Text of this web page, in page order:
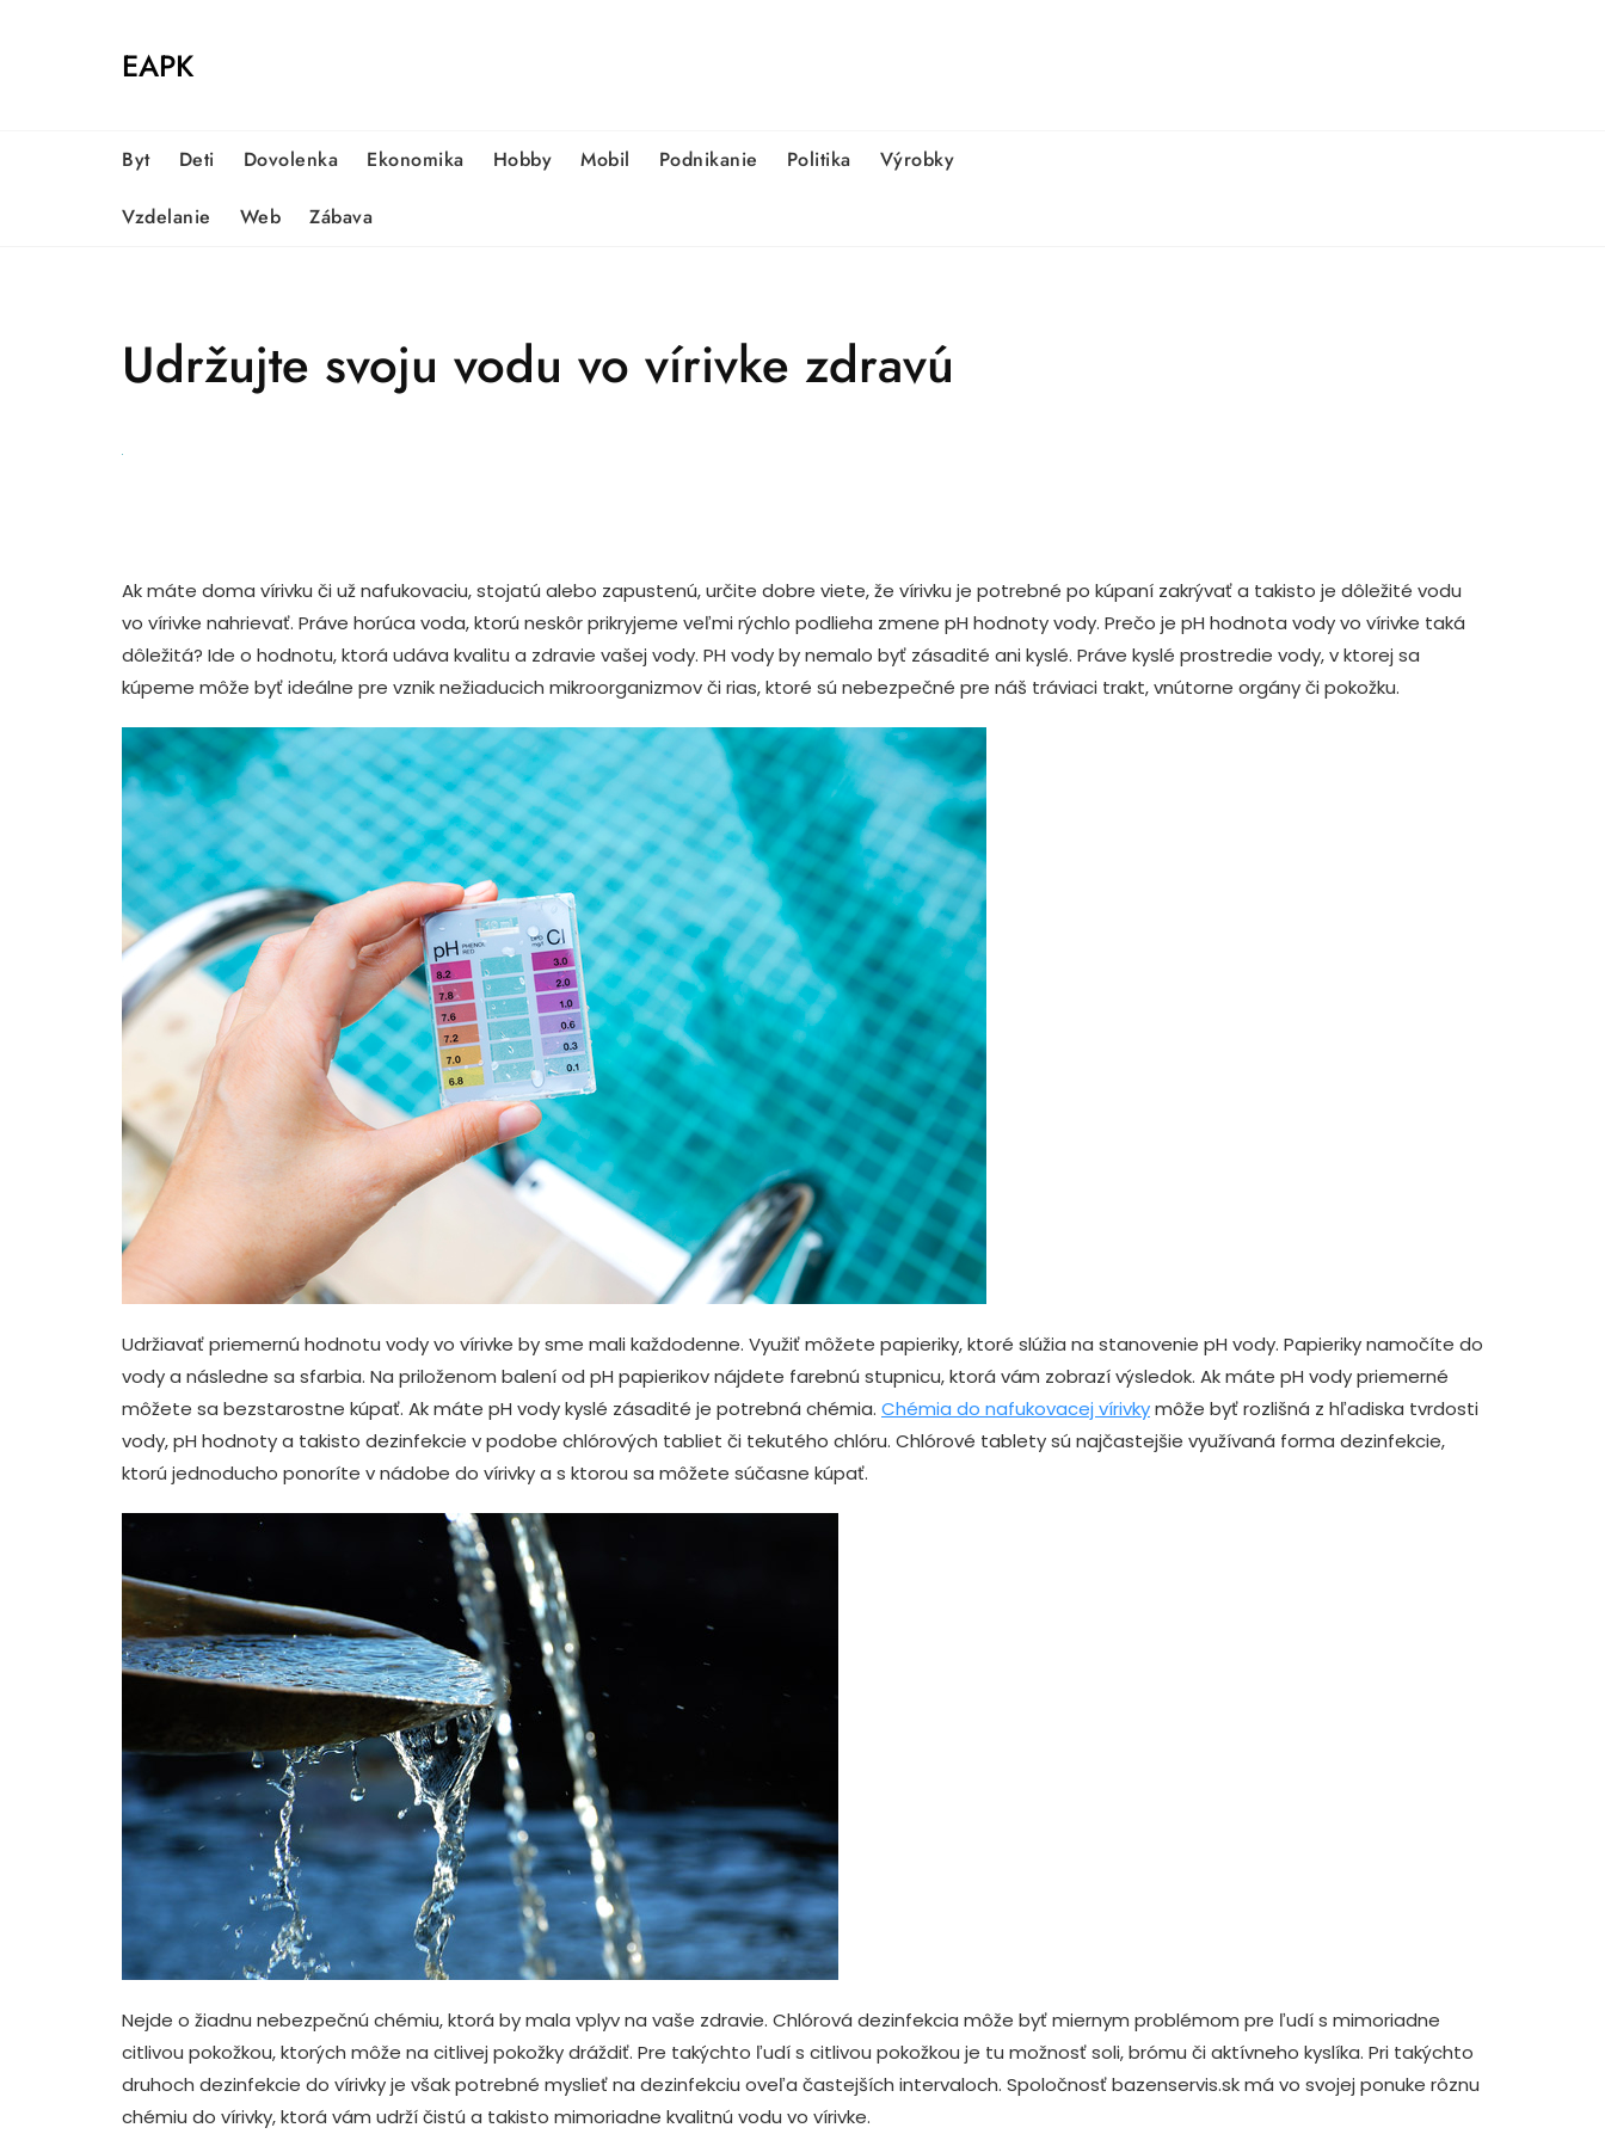
EAPK
Byt Deti Dovolenka Ekonomika Hobby Mobil Podnikanie Politika Výrobky
Vzdelanie Web Zábava
Udržujte svoju vodu vo vírivke zdravú
Ak máte doma vírivku či už nafukovaciu, stojatú alebo zapustenú, určite dobre viete, že vírivku je potrebné po kúpaní zakrývať a takisto je dôležité vodu
vo vírivke nahrievať. Práve horúca voda, ktorú neskôr prikryjeme veľmi rýchlo podlieha zmene pH hodnoty vody. Prečo je pH hodnota vody vo vírivke taká
dôležitá? Ide o hodnotu, ktorá udáva kvalitu a zdravie vašej vody. PH vody by nemalo byť zásadité ani kyslé. Práve kyslé prostredie vody, v ktorej sa
kúpeme môže byť ideálne pre vznik nežiaducich mikroorganizmov či rias, ktoré sú nebezpečné pre náš tráviaci trakt, vnútorne orgány či pokožku.
Udržiavať priemernú hodnotu vody vo vírivke by sme mali každodenne. Využiť môžete papieriky, ktoré slúžia na stanovenie pH vody. Papieriky namočíte do
vody a následne sa sfarbia. Na priloženom balení od pH papierikov nájdete farebnú stupnicu, ktorá vám zobrazí výsledok. Ak máte pH vody priemerné
môžete sa bezstarostne kúpať. Ak máte pH vody kyslé zásadité je potrebná chémia. Chémia do nafukovacej vírivkymôže byť rozlišná z hľadiska tvrdosti
vody, pH hodnoty a takisto dezinfekcie v podobe chlórových tabliet či tekutého chlóru. Chlórové tablety sú najčastejšie využívaná forma dezinfekcie,
ktorú jednoducho ponoríte v nádobe do vírivky a s ktorou sa môžete súčasne kúpať.
Nejde o žiadnu nebezpečnú chémiu, ktorá by mala vplyv na vaše zdravie. Chlórová dezinfekcia môže byť miernym problémom pre ľudí s mimoriadne
citlivou pokožkou, ktorých môže na citlivej pokožky dráždiť. Pre takýchto ľudí s citlivou pokožkou je tu možnosť soli, brómu či aktívneho kyslíka. Pri takýchto
druhoch dezinfekcie do vírivky je však potrebné myslieť na dezinfekciu oveľa častejších intervaloch. Spoločnosť bazenservis.sk má vo svojej ponuke rôznu
chémiu do vírivky, ktorá vám udrží čistú a takisto mimoriadne kvalitnú vodu vo vírivke.